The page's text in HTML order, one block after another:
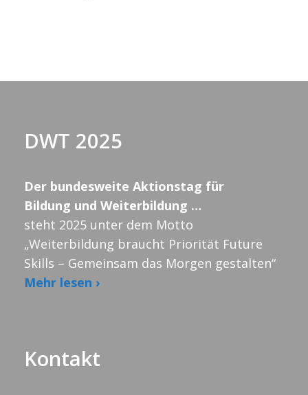
DWT 2025
Der bundesweite Aktionstag für
Bildung und Weiterbildung …
steht 2025 unter dem Motto
„Weiterbildung braucht Priorität Future
Skills – Gemeinsam das Morgen gestalten“
Mehr lesen ›
Kontakt